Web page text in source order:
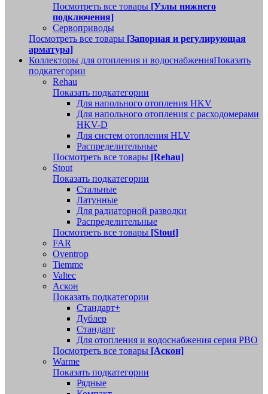
Посмотреть все товары [Узлы нижнего
подключения]
Сервоприводы
Посмотреть все товары [Запорная и регулирующая
арматура]
Коллекторы для отопления и водоснабженияПоказать
подкатегории
Rehau
Показать подкатегории
Для напольного отопления HKV
Для напольного отопления с расходомерами
HKV-D
Для систем отопления HLV
Распределительные
Посмотреть все товары [Rehau]
Stout
Показать подкатегории
Стальные
Латунные
Для радиаторной разводки
Распределительные
Посмотреть все товары [Stout]
FAR
Oventrop
Tiemme
Valtec
Аскон
Показать подкатегории
Стандарт+
Дублер
Стандарт
Для отопления и водоснабжения серия РВО
Посмотреть все товары [Аскон]
Warme
Показать подкатегории
Рядные